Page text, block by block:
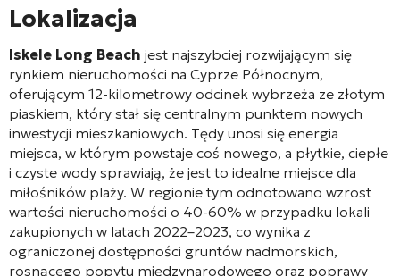
Lokalizacja
Iskele Long Beach jest najszybciej rozwijającym się
rynkiem nieruchomości na Cyprze Północnym,
oferującym 12-kilometrowy odcinek wybrzeża ze złotym
piaskiem, który stał się centralnym punktem nowych
inwestycji mieszkaniowych. Tędy unosi się energia
miejsca, w którym powstaje coś nowego, a płytkie, ciepłe
i czyste wody sprawiają, że jest to idealne miejsce dla
miłośników plaży. W regionie tym odnotowano wzrost
wartości nieruchomości o 40-60% w przypadku lokali
zakupionych w latach 2022–2023, co wynika z
ograniczonej dostępności gruntów nadmorskich,
rosnącego popytu międzynarodowego oraz poprawy